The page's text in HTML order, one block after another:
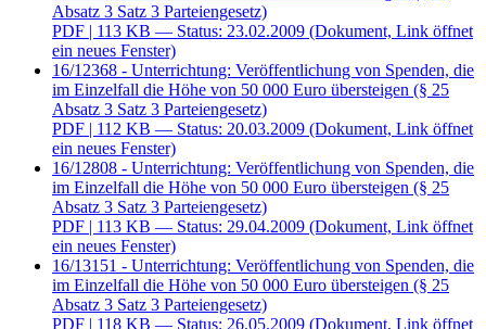
Absatz 3 Satz 3 Parteiengesetz)
PDF | 113 KB — Status: 23.02.2009 (Dokument, Link öffnet
ein neues Fenster)
16/12368 - Unterrichtung: Veröffentlichung von Spenden, die
im Einzelfall die Höhe von 50 000 Euro übersteigen (§ 25
Absatz 3 Satz 3 Parteiengesetz)
PDF | 112 KB — Status: 20.03.2009 (Dokument, Link öffnet
ein neues Fenster)
16/12808 - Unterrichtung: Veröffentlichung von Spenden, die
im Einzelfall die Höhe von 50 000 Euro übersteigen (§ 25
Absatz 3 Satz 3 Parteiengesetz)
PDF | 113 KB — Status: 29.04.2009 (Dokument, Link öffnet
ein neues Fenster)
16/13151 - Unterrichtung: Veröffentlichung von Spenden, die
im Einzelfall die Höhe von 50 000 Euro übersteigen (§ 25
Absatz 3 Satz 3 Parteiengesetz)
PDF | 118 KB — Status: 26.05.2009 (Dokument, Link öffnet